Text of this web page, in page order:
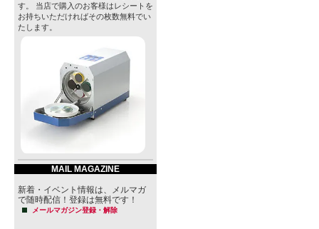
す。 当店で購入のお客様はレシートを
お持ちいただければその枚数無料でい
たします。
MAIL MAGAZINE
新着・イベント情報は、メルマガ
で随時配信！登録は無料です！
メールマガジン登録・解除